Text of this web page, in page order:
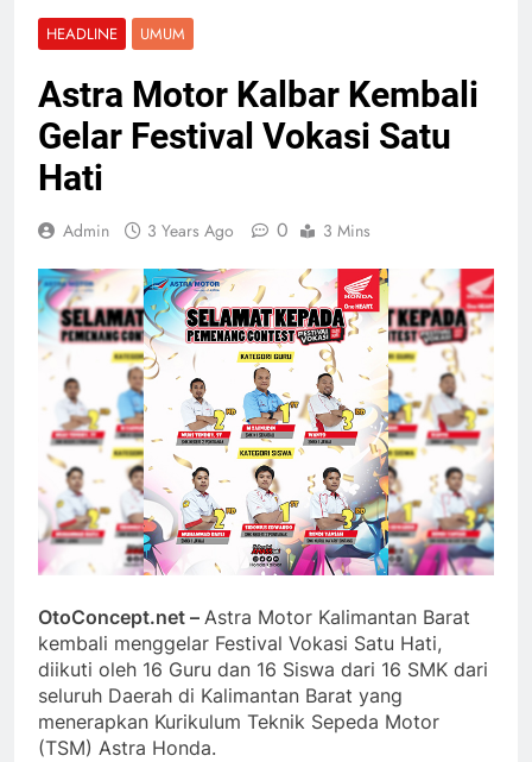
HEADLINE UMUM
Astra Motor Kalbar Kembali
Gelar Festival Vokasi Satu
Hati
Admin 3 Years Ago 0 3 Mins
OtoConcept.net – Astra Motor Kalimantan Barat
kembali menggelar Festival Vokasi Satu Hati,
diikuti oleh 16 Guru dan 16 Siswa dari 16 SMK dari
seluruh Daerah di Kalimantan Barat yang
menerapkan Kurikulum Teknik Sepeda Motor
(TSM) Astra Honda.